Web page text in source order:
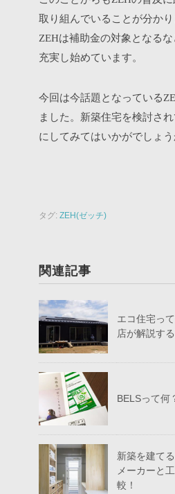
取り組んでいることが分かり
ZEHは補助金の対象となる
充実し始めています。
今回は今話題となっている
ました。新築住宅を検討さ
にしてみてはいかがでしょう
タグ: ZEH(ゼッチ)
関連記事
エコ住宅っ
店が解説す
BELSって何
新築を建て
メーカーと
較！